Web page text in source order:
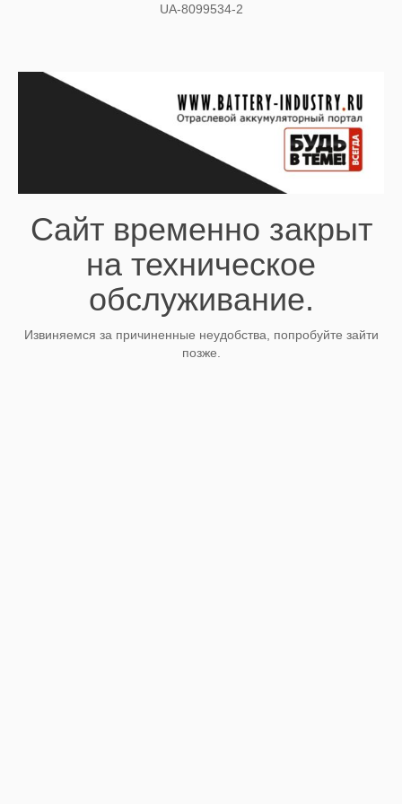
UA-8099534-2
Сайт временно закрыт
на техническое
обслуживание.
Извиняемся за причиненные неудобства, попробуйте зайти
позже.